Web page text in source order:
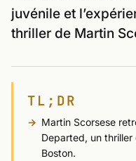
juvénile et
thriller de Martin
TL;DR
Martin Scorsese
Departed, un
Boston.